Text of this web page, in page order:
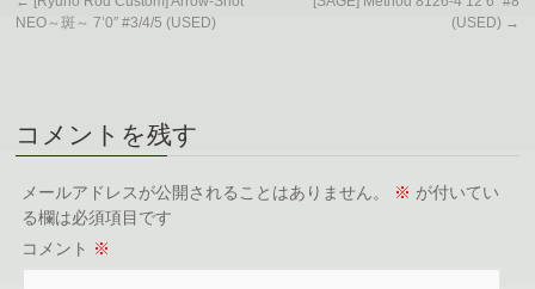
NEO～斑～ 7’0″ #3/4/5 (USED)
(USED) →
コメントを残す
メールアドレスが公開されることはありません。 ※ が付いてい
る欄は必須項目です
コメント ※